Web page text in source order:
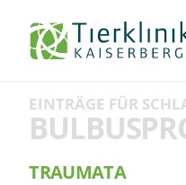
KLINIK
CHIRURGIE
AUGENHEILKUNDE
KARDIOLOGIE
BILDGEBUNG
INNERE MEDIZIN
WEITERE
AKTUELLES
LEXIKON
Tierklinik
Kaiserberg
EINTRÄGE FÜR
TRAUMATA